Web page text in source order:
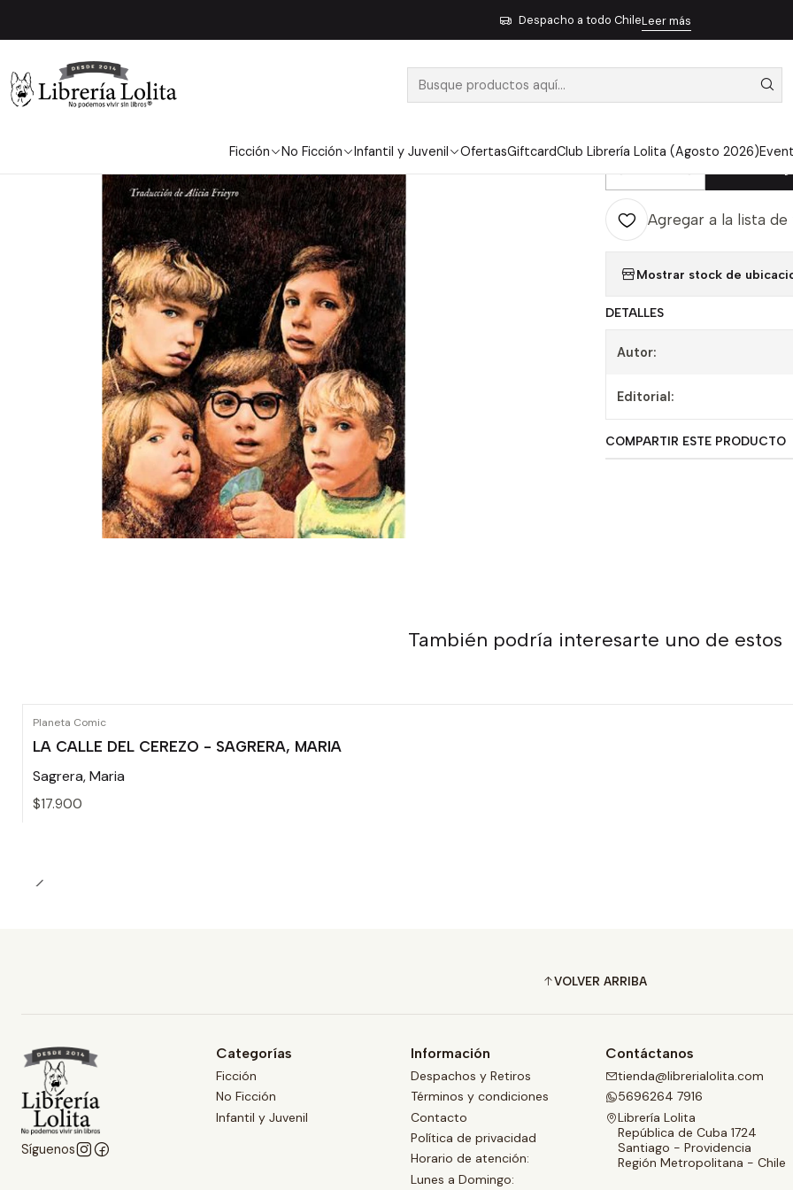
Ficción No Ficción Infantil y Juvenil OfertasGiftcardClub Librería Lolita (Agosto 2026)
Despacho a todo ChileLeer más
Los Niños Estan Mirando - Koenig, Laird; L. Dixon,
LOS NIÑOS
Cantidad
Agregar a la lista
Mostrar stock de
DETALLES
Autor:
Editorial:
COMPARTIR ESTE PRODUCTO
También podría interesarte uno de estos
Planeta Comic
LA CALLE DEL CEREZO - SAGRERA, MARIA
Sagrera, Maria
$17.900
VOLVER ARRIBA
Síguenos
Categorías
Ficción
No Ficción
Infantil y Juvenil
Información
Despachos y Retiros
Términos y condiciones
Contacto
Política de privacidad
Horario de atención:
Lunes a Domingo:
Contáctanos
tienda@librerialolita.com
5696264 7916
Librería Lolita
República de Cuba 1724
Santiago - Providencia
Región Metropolitana - Chile